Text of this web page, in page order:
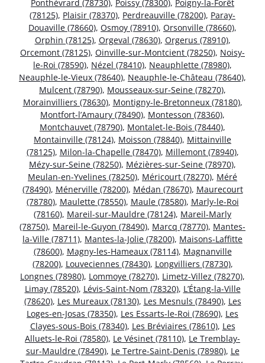
Ponthévrard (78730), Poissy (78300), Poigny-la-Forêt
(78125), Plaisir (78370), Perdreauville (78200), Paray-
Douaville (78660), Osmoy (78910), Orsonville (78660),
Orphin (78125), Orgeval (78630), Orgerus (78910),
Orcemont (78125), Oinville-sur-Montcient (78250), Noisy-
le-Roi (78590), Nézel (78410), Neauphlette (78980),
Neauphle-le-Vieux (78640), Neauphle-le-Château (78640),
Mulcent (78790), Mousseaux-sur-Seine (78270),
Morainvilliers (78630), Montigny-le-Bretonneux (78180),
Montfort-l’Amaury (78490), Montesson (78360),
Montchauvet (78790), Montalet-le-Bois (78440),
Montainville (78124), Moisson (78840), Mittainville
(78125), Milon-la-Chapelle (78470), Millemont (78940),
Mézy-sur-Seine (78250), Mézières-sur-Seine (78970),
Meulan-en-Yvelines (78250), Méricourt (78270), Méré
(78490), Ménerville (78200), Médan (78670), Maurecourt
(78780), Maulette (78550), Maule (78580), Marly-le-Roi
(78160), Mareil-sur-Mauldre (78124), Mareil-Marly
(78750), Mareil-le-Guyon (78490), Marcq (78770), Mantes-
la-Ville (78711), Mantes-la-Jolie (78200), Maisons-Laffitte
(78600), Magny-les-Hameaux (78114), Magnanville
(78200), Louveciennes (78430), Longvilliers (78730),
Longnes (78980), Lommoye (78270), Limetz-Villez (78270),
Limay (78520), Lévis-Saint-Nom (78320), L’Étang-la-Ville
(78620), Les Mureaux (78130), Les Mesnuls (78490), Les
Loges-en-Josas (78350), Les Essarts-le-Roi (78690), Les
Clayes-sous-Bois (78340), Les Bréviaires (78610), Les
Alluets-le-Roi (78580), Le Vésinet (78110), Le Tremblay-
sur-Mauldre (78490), Le Tertre-Saint-Denis (78980), Le